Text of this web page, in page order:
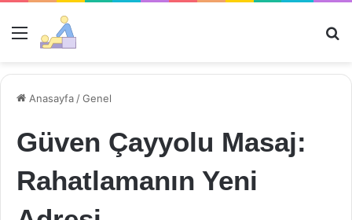
Menü
Anasayfa /Genel
Güven Çayyolu Masaj:
Rahatlamanın Yeni